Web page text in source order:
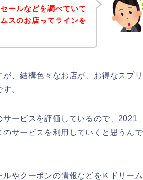
ールなどを調べていて
スのお店ってラインを
、結構色々なお店が、お得なスプリ
。
ービスを評価しているので、2021
サービスを利用していくと思うんで
やクーポンの情報などをＫドリーム